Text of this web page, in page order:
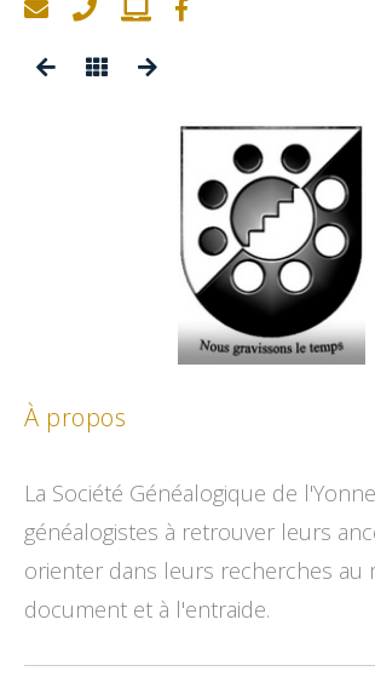
À propos
La Société Généalogique de
généalogistes à retrouver leurs
orienter dans leurs recherches au
document et à l'entraide.